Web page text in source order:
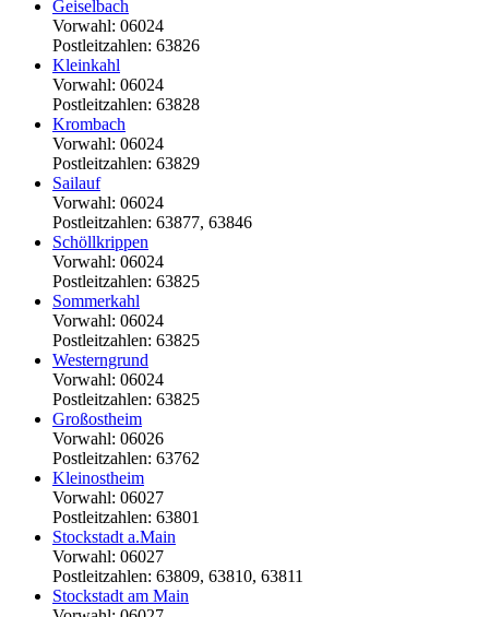
Geiselbach
Vorwahl: 06024
Postleitzahlen: 63826
Kleinkahl
Vorwahl: 06024
Postleitzahlen: 63828
Krombach
Vorwahl: 06024
Postleitzahlen: 63829
Sailauf
Vorwahl: 06024
Postleitzahlen: 63877, 63846
Schöllkrippen
Vorwahl: 06024
Postleitzahlen: 63825
Sommerkahl
Vorwahl: 06024
Postleitzahlen: 63825
Westerngrund
Vorwahl: 06024
Postleitzahlen: 63825
Großostheim
Vorwahl: 06026
Postleitzahlen: 63762
Kleinostheim
Vorwahl: 06027
Postleitzahlen: 63801
Stockstadt a.Main
Vorwahl: 06027
Postleitzahlen: 63809, 63810, 63811
Stockstadt am Main